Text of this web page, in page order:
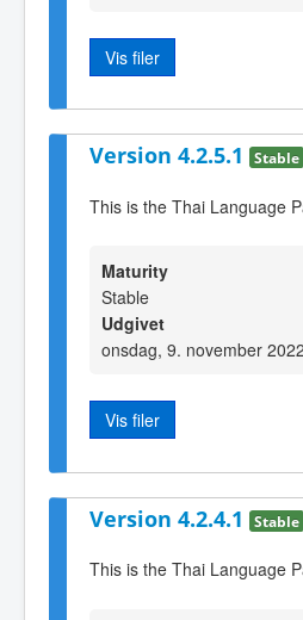
Vis filer
Version 4.2.5.1 Stable
This is the Thai Language
Maturity
Stable
Udgivet
onsdag, 9. november
Vis filer
Version 4.2.4.1 Stable
This is the Thai Language